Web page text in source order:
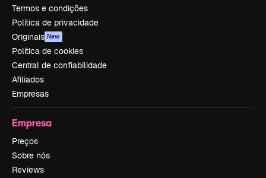
Termos e condições
Política de privacidade
Originais New
Política de cookies
Central de confiabilidade
Afiliados
Empresas
Empresa
Preços
Sobre nós
Reviews